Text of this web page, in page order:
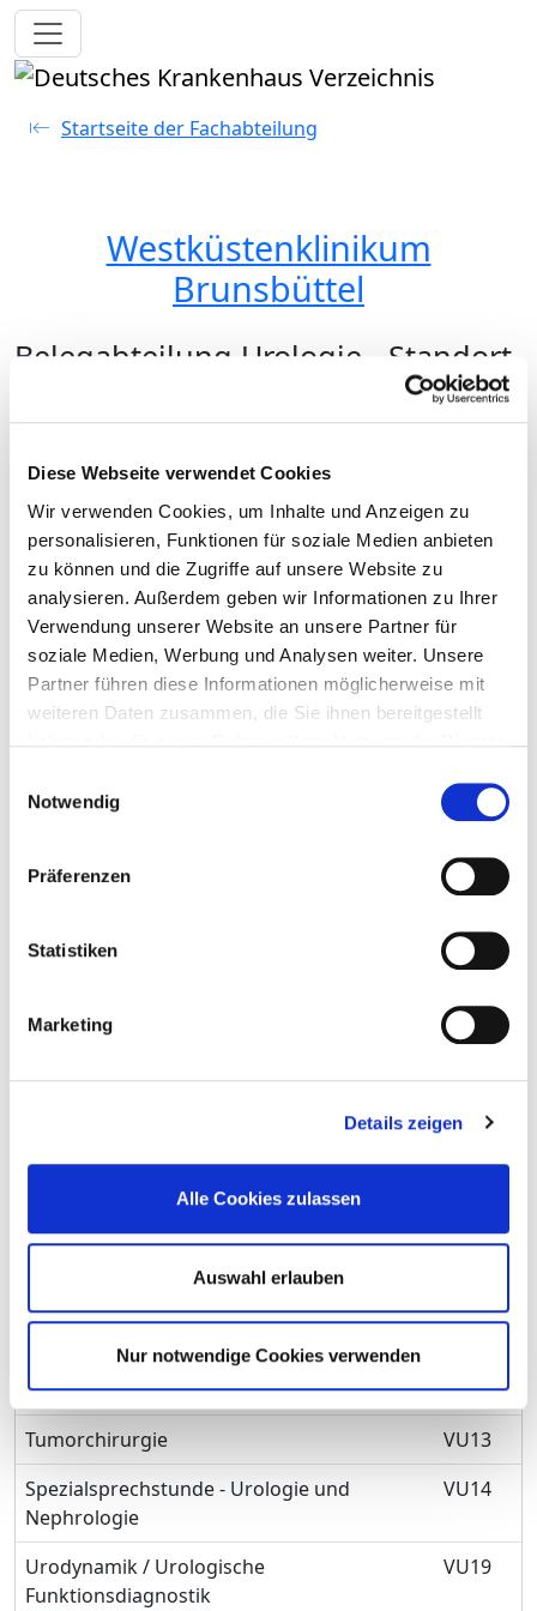
Diese Webseite verwendet Cookies
Wir verwenden Cookies, um Inhalte und Anzeigen zu
personalisieren, Funktionen für soziale Medien anbieten
zu können und die Zugriffe auf unsere Website zu
analysieren. Außerdem geben wir Informationen zu Ihrer
Verwendung unserer Website an unsere Partner für
soziale Medien, Werbung und Analysen weiter. Unsere
Partner führen diese Informationen möglicherweise mit
weiteren Daten zusammen, die Sie ihnen bereitgestellt
Notwendig
Präferenzen
Statistiken
Marketing
Details zeigen
Alle Cookies zulassen
Auswahl erlauben
Nur notwendige Cookies verwenden
Toggle navigation
Startseite der Fachabteilung
Westküstenklinikum
Brunsbüttel
Belegabteilung Urologie - Standort
Medizinisches Leistungsangebot (lt.
Auswahlliste)
Bezeichnung
Schlüssel
Inkontinenzchirurgie
Urogynäkologie
VG16
Diagnostik und Therapie von
tubulointerstitiellen Nierenkrankheiten
VU01
VU03
Diagnostik und Therapie von sonstigen
VU04
Diagnostik und Therapie von sonstigen
VU05
Diagnostik und Therapie von Krankheiten
VU06
Krankheiten des Urogenitalsystems
Neuro-Urologie
VU09
Plastisch-rekonstruktive Eingriffe an
Niere, Harnwegen und Harnblase
Minimalinvasive endoskopische
Operationen
Tumorchirurgie
VU13
Spezialsprechstunde - Urologie und
Nephrologie
VU14
Urodynamik / Urologische
Funktionsdiagnostik
VU19